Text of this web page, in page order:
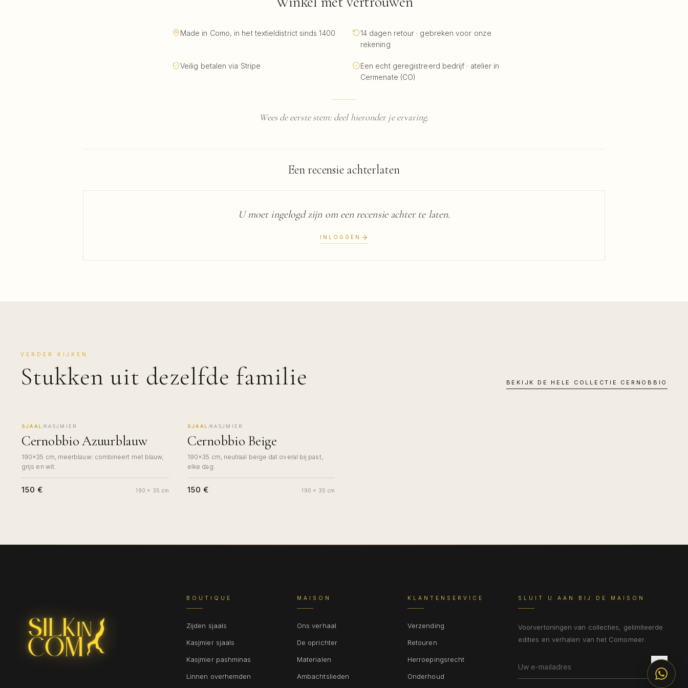
Made in Como, in het textieldistrict sinds 1400
14 dagen retour · gebreken voor onze
rekening
Veilig betalen via Stripe
Een echt geregistreerd bedrijf · atelier in
Cermenate (CO)
Wees de eerste stem: deel hieronder je ervaring.
Een recensie achterlaten
U moet ingelogd zijn om een recensie achter te laten.
INLOGGEN
VERDER KIJKEN
Stukken uit dezelfde familie BEKIJK DE HELE COLLECTIE CERNOBBIO
MADE IN COMO
SJAAL /KASJMIER
Cernobbio Azuurblauw
190×35 cm, meerblauw: combineert met blauw,
grijs en wit.
150 € 190 x 35 cm
MADE IN COMO
SJAAL /KASJMIER
Cernobbio Beige
190×35 cm, neutraal beige dat overal bij past,
elke dag.
150 € 190 x 35 cm
BOUTIQUE
Zijden sjaals
Kasjmier sjaals
Kasjmier pashminas
Linnen overhemden
MAISON
Ons verhaal
De oprichter
Materialen
Ambachtslieden
KLANTENSERVICE
Verzending
Retouren
Herroepingsrecht
Onderhoud
SLUIT U AAN BIJ DE MAISON
Voorvertoningen van collecties, gelimiteerde
edities en verhalen van het Comomeer.